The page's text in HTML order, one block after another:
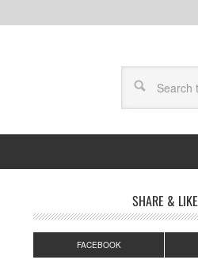
SHARE & LIKE
FACEBOOK